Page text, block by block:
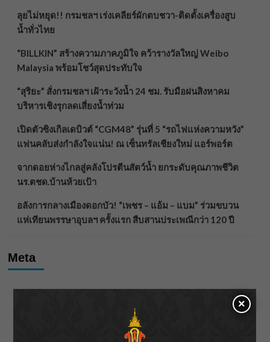
ลุยไม่หยุด!! กรมชลฯ เร่งเคลียร์ผักตบชวา-ติดตั้งเครื่องสูบ
น้ำทั่วไทย
“BILLKIN” สร้างความภาคภูมิใจ คว้ารางวัลใหญ่ Weibo
Malaysia พร้อมโชว์สุดประทับใจ
“สุริยะ” สั่งกรมชลฯ เฝ้าระวังน้ำ 24 ชม. รับมือฝนสิงหาคม
บริหารเชิงรุกลดเสี่ยงน้ำท่วม
เปิดตัวซิงเกิลเดบิวต์ “CGM48” รุ่นที่ 5 “รถไฟแห่งความหวัง”
แฟนคลับส่งกำลังใจแน่น! ณ เซ็นทรัลเชียงใหม่ แอร์พอร์ต
จากดอยห่างไกลสู่คลังโปรตีนสัตว์น้ำ ยกระดับคุณภาพชีวิต
นร.ตชด.บ้านห้วยเป้า
อลังการกลางเมืองดอกบัว! “เพชร – แอ้ม – แบม” ร่วมขบวน
แห่เทียนพรรษาอุบลฯ ครั้งแรก สืบสานประเพณีกว่า 120 ปี
Meta
×